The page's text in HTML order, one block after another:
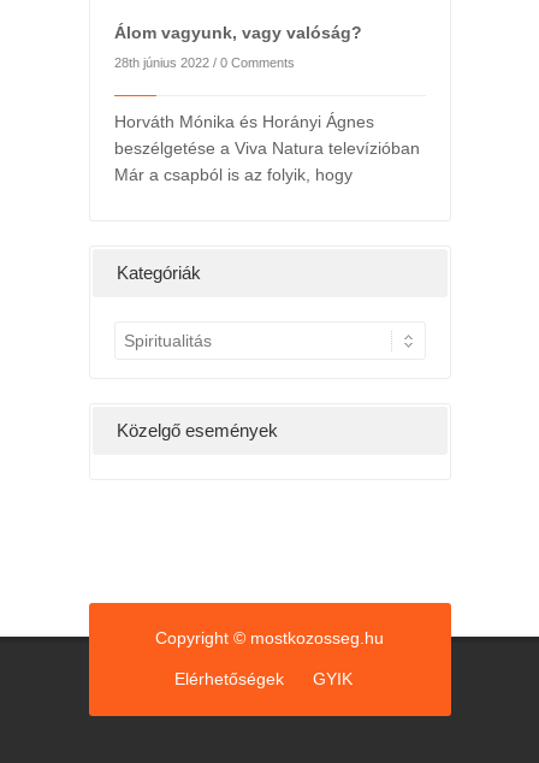
Álom vagyunk, vagy valóság?
28th június 2022 / 0 Comments
Horváth Mónika és Horányi Ágnes
beszélgetése a Viva Natura televízióban
Már a csapból is az folyik, hogy
Kategóriák
eKözelgő események
Copyright © mostkozosseg.hu
Elérhetőségek GYIK